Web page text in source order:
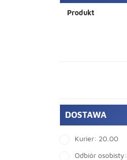
Produkt
DOSTAWA
Kurier: 20.00
Odbiór osobisty: